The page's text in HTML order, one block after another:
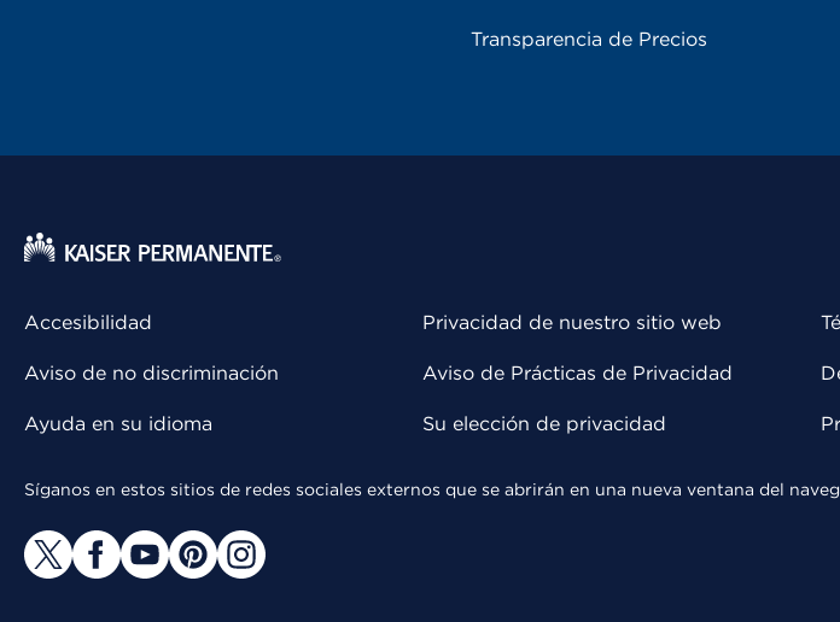
Transparencia de Precios
Accesibilidad
Aviso de no discriminación
Ayuda en su idioma
Privacidad de nuestro sitio web
Aviso de Prácticas de Privacidad
Su elección de privacidad
Síganos en estos sitios de redes sociales externos que se abrirán en una nueva ventana del